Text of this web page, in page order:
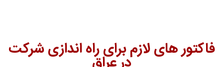
فاکتور های لازم برای راه اندازی شرکت